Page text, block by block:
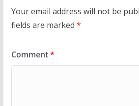
Your email address will not be
fields are marked *
Comment*